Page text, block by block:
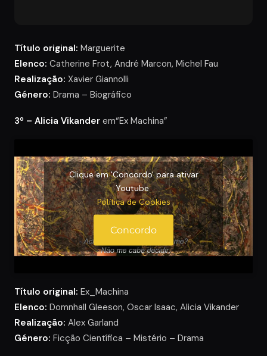
Título original: Marguerite
Elenco: Catherine Frot, André Marcon, Michel Fau
Realização: Xavier Giannolli
Género: Drama – Biográfico
3º – Alicia Vikander em“Ex Machina”
Clique em 'Concordo' para ativar
Youtube
Política de Cookies
Concordo
Título original: Ex_Machina
Elenco: Domnhall Gleeson, Oscar Isaac, Alicia Vikander
Realização: Alex Garland
Género: Ficção Científica – Mistério – Drama